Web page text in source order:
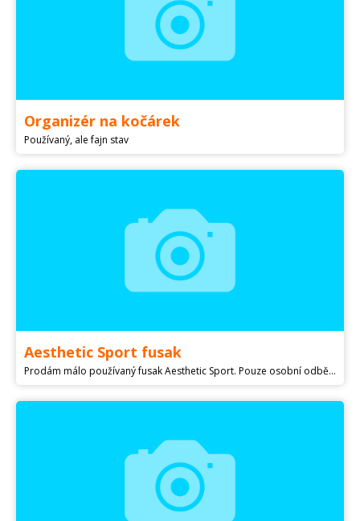
Organizér na kočárek
Používaný, ale fajn stav
Aesthetic Sport fusak
Prodám málo používaný fusak Aesthetic Sport. Pouze osobní odběr v Praze 4